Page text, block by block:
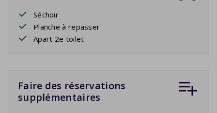
Séchoir
Planche à repasser
Apart 2e toilet
Faire des réservations
supplémentaires